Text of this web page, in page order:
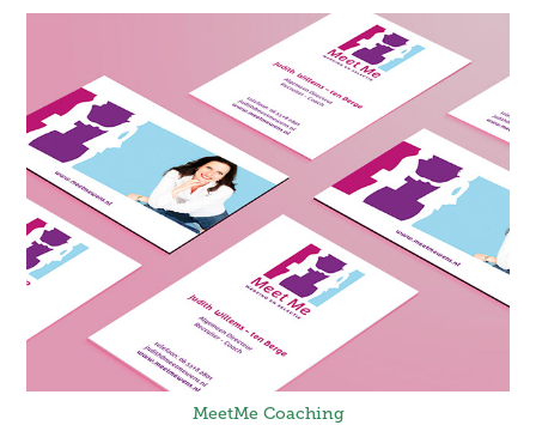
MeetMe Coaching